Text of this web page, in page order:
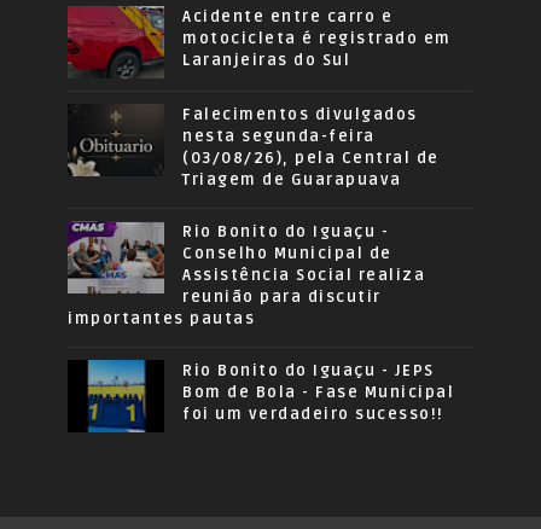
Acidente entre carro e
motocicleta é registrado em
Laranjeiras do Sul
Falecimentos divulgados
nesta segunda-feira
(03/08/26), pela Central de
Triagem de Guarapuava
Rio Bonito do Iguaçu -
Conselho Municipal de
Assistência Social realiza
reunião para discutir
importantes pautas
Rio Bonito do Iguaçu - JEPS
Bom de Bola - Fase Municipal
foi um verdadeiro sucesso!!